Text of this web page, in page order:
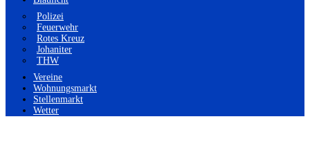
Polizei
Feuerwehr
Rotes Kreuz
Johaniter
THW
Vereine
Wohnungsmarkt
Stellenmarkt
Wetter